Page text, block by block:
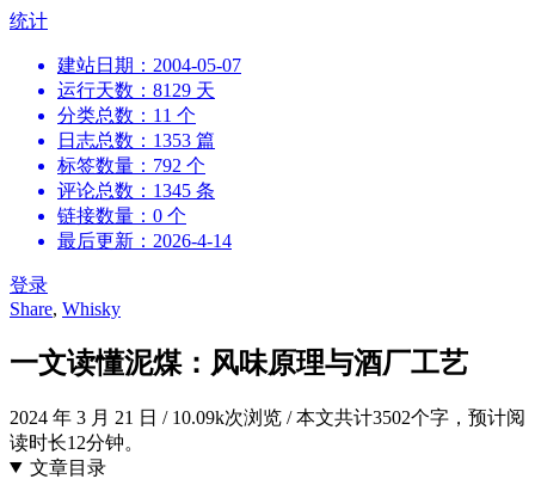
跳
统计
建站日期：2004-05-07
运行天数：8129 天
分类总数：11 个
日志总数：1353 篇
标签数量：792 个
评论总数：1345 条
链接数量：0 个
最后更新：2026-4-14
登录
Share, Whisky
一文读懂泥煤：风味原理与酒厂工艺
2024 年 3 月 21 日 /10.09k次浏览 /本文共计3502个字，预计阅
读时长12分钟。
文章目录